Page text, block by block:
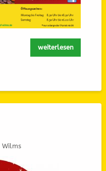
weiterlesen
Wilms